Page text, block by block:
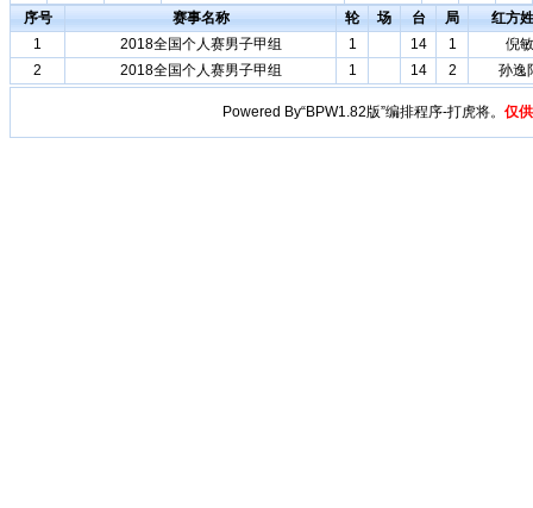
序号
赛事名称 轮 场 台 局
红方
1
2018全国个人赛男子甲组 1 14 1
倪敏
2
2018全国个人赛男子甲组 1 14 2 孙逸
Powered By“BPW1.82版”编排程序-打虎将。 仅